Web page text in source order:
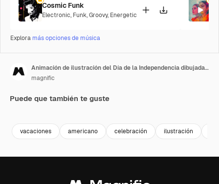
Cosmic Funk
Electronic, Funk,Groovy, Energetic
Explora más opciones de música
Animación de ilustración del Día de la Independencia dibujada a mano
magnific
Puede que también te guste
vacaciones americano celebración ilustración